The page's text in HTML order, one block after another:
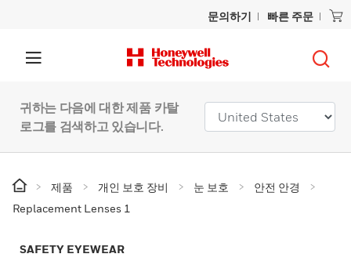
문의하기 빠른 주문
귀하는 다음에 대한 제품 카탈
로그를 검색하고 있습니다.
제품 개인 보호 장비 눈 보호
안전 안경
Replacement Lenses 1
SAFETY EYEWEAR